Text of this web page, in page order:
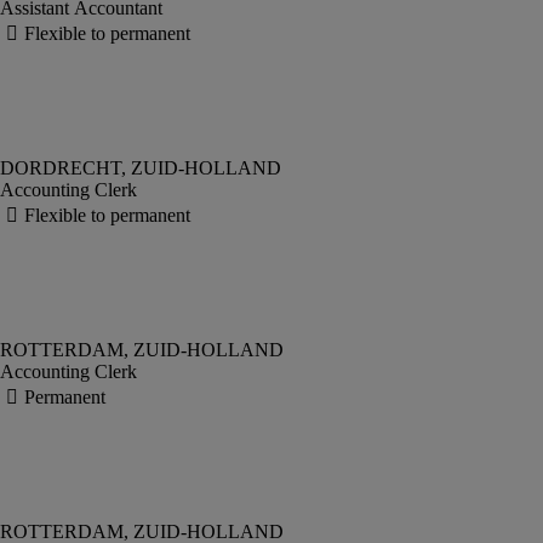
Assistant Accountant
Accounting Clerk
Accounting Clerk